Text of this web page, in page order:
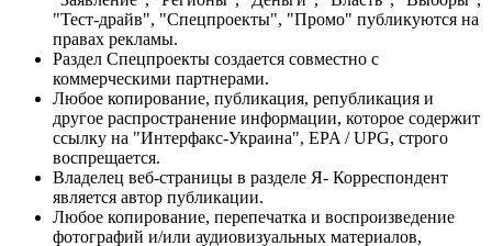
"Тест-драйв", "Спецпроекты", "Промо" публикуются на
правах рекламы.
Раздел Спецпроекты создается совместно с
коммерческими партнерами.
Любое копирование, публикация, републикация и
другое распространение информации, которое содержит
ссылку на "Интерфакс-Украина", EPA / UPG, строго
воспрещается.
Владелец веб-страницы в разделе Я- Корреспондент
является автор публикации.
Любое копирование, перепечатка и воспроизведение
фотографий и/или аудиовизуальных материалов,